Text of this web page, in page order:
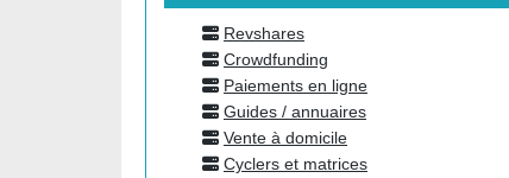
Revshares
Crowdfunding
Paiements en ligne
Guides / annuaires
Vente à domicile
Cyclers et matrices